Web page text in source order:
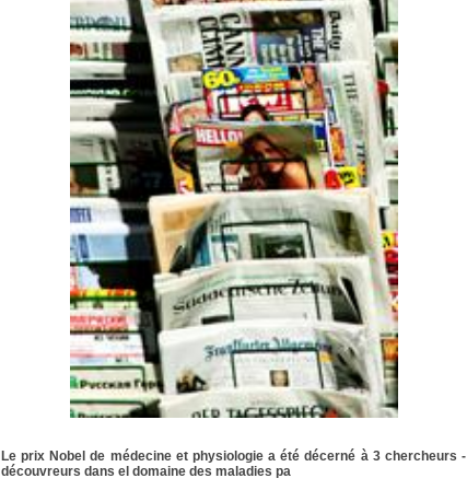
Soins palliatifs: 40 millions de plus en 2016
La journée mondiale des soins palliatifs n'a pas été inutile
lire la suite >>
Le prix Nobel de médecine et physiologie a été décerné à 3 chercheurs -
découvreurs dans el domaine des maladies pa